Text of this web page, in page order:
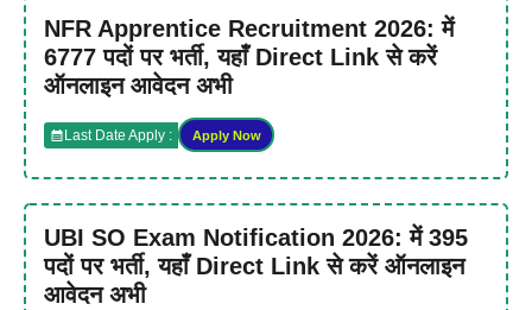
NFR Apprentice Recruitment 2026: में
6777 पदों पर भर्ती, यहाँ Direct Link से करें
ऑनलाइन आवेदन अभी
Last Date Apply : Apply Now
UBI SO Exam Notification 2026: में 395
पदों पर भर्ती, यहाँ Direct Link से करें ऑनलाइन
आवेदन अभी